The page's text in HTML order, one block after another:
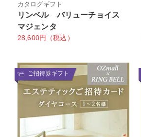
カタログギフト
リンベル バリューチョイス
マジェンタ
28,600円（税込）
ご招待券ギフト